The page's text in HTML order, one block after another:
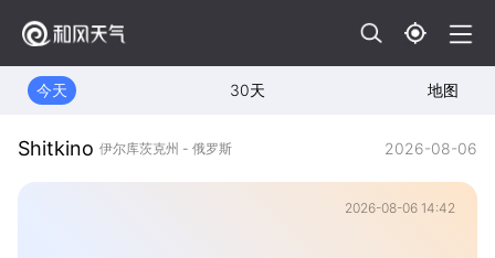
今天 30天 地图
Shitkino 伊尔库茨克州 - 俄罗斯 2026-08-06
2026-08-06 14:42